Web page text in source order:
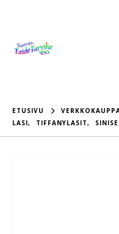
ETUSIVU
LASI, TIFFANYLASIT,